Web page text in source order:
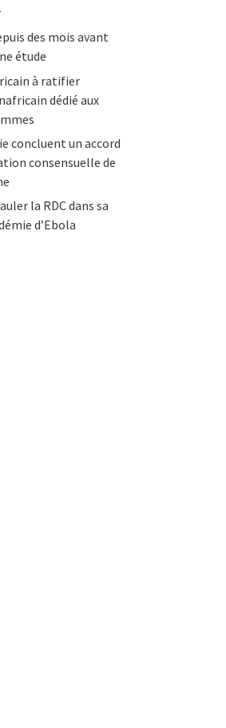
des mois avant
étude
à ratifier
dédié aux
concluent un accord
consensuelle de
la RDC dans sa
d’Ebola